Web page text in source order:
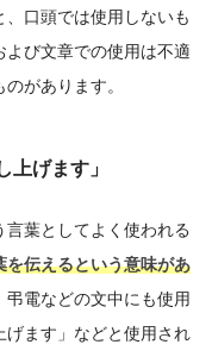
、口頭では使用しないも
よび文章での使用は不適
のがあります。
上げます」
言葉としてよく使われる
伝えるという意味があ
電などの文中にも使用
ます」などと使用され